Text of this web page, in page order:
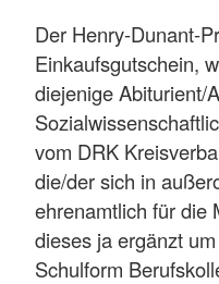
Der Henry-Dunant-
Einkaufsgutschein,
diejenige Abiturient/
vom DRK
die/der sich in
ehrenamtlich für die
dieses ja ergänzt
Schulform